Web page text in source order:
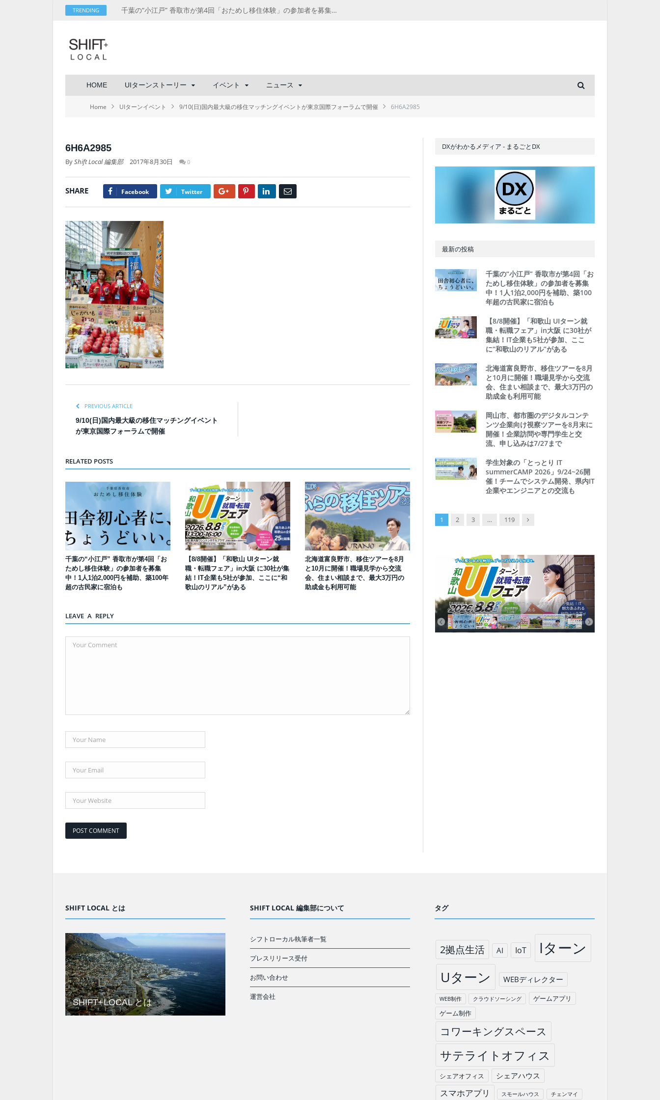
TRENDING 千葉の“小江戸” 香取市が第4回「おためし移住体験」の参加者を募集中！1人1泊2,000円を補助、築100年超の古民家に宿泊も
HOME UIターンストーリー イベント ニュース
Home UIターンイベント 9/10(日)国内最大級の移住マッチングイベントが東京国際フォーラムで開催 6H6A2985
6H6A2985
ByShift Local 編集部 2017年8月30日 0
SHARE Facebook Twitter Google+ Pinterest LinkedIn
PREVIOUS ARTICLE
9/10(日)国内最大級の移住マッチングイベント
が東京国際フォーラムで開催
RELATED POSTS
千葉の“小江戸” 香取市が第4回「お
ためし移住体験」の参加者を募集
中！1人1泊2,000円を補助、築100年
超の古民家に宿泊も
【8/8開催】「和歌山 UIターン就
職・転職フェア」in大阪 に30社が集
結！IT企業も5社が参加、ここに“和
歌山のリアル”がある
北海道富良野市、移住ツアーを8月
と10月に開催！職場見学から交流
会、住まい相談まで、最大3万円の
助成金も利用可能
LEAVE A REPLY
DXがわかるメディア - まるごとDX
最新の投稿
千葉の“小江戸” 香取市が第4回「お
ためし移住体験」の参加者を募集
中！1人1泊2,000円を補助、築100
年超の古民家に宿泊も
【8/8開催】「和歌山 UIターン就
職・転職フェア」in大阪 に30社が
集結！IT企業も5社が参加、ここ
に“和歌山のリアル”がある
北海道富良野市、移住ツアーを8月
と10月に開催！職場見学から交流
会、住まい相談まで、最大3万円の
助成金も利用可能
岡山市、都市圏のデジタルコンテ
ンツ企業向け視察ツアーを8月末に
開催！企業訪問や専門学生と交
流、申し込みは7/27まで
学生対象の「とっとり IT
summerCAMP 2026」9/24~26開
催！チームでシステム開発、県内IT
企業やエンジニアとの交流も
1 2 3 … 119 Next
【8/8開催】「和歌山 UIターン就職・転職フェア」in大阪 に30社が集結！IT
企業も5社が参加、ここに“和歌山のリアル”がある
SHIFT LOCAL とは
SHIFT+LOCAL とは
SHIFT LOCAL 編集部について
シフトローカル執筆者一覧
プレスリリース受付
お問い合わせ
運営会社
タグ
2拠点生活 AI IoT Iターン
Uターン WEBディレクター
WEB制作 クラウドソーシング
ゲームアプリ
ゲーム制作
コワーキングスペース
サテライトオフィス
シェアオフィス シェアハウス
スマホアプリ スモールハウス チェンマイ